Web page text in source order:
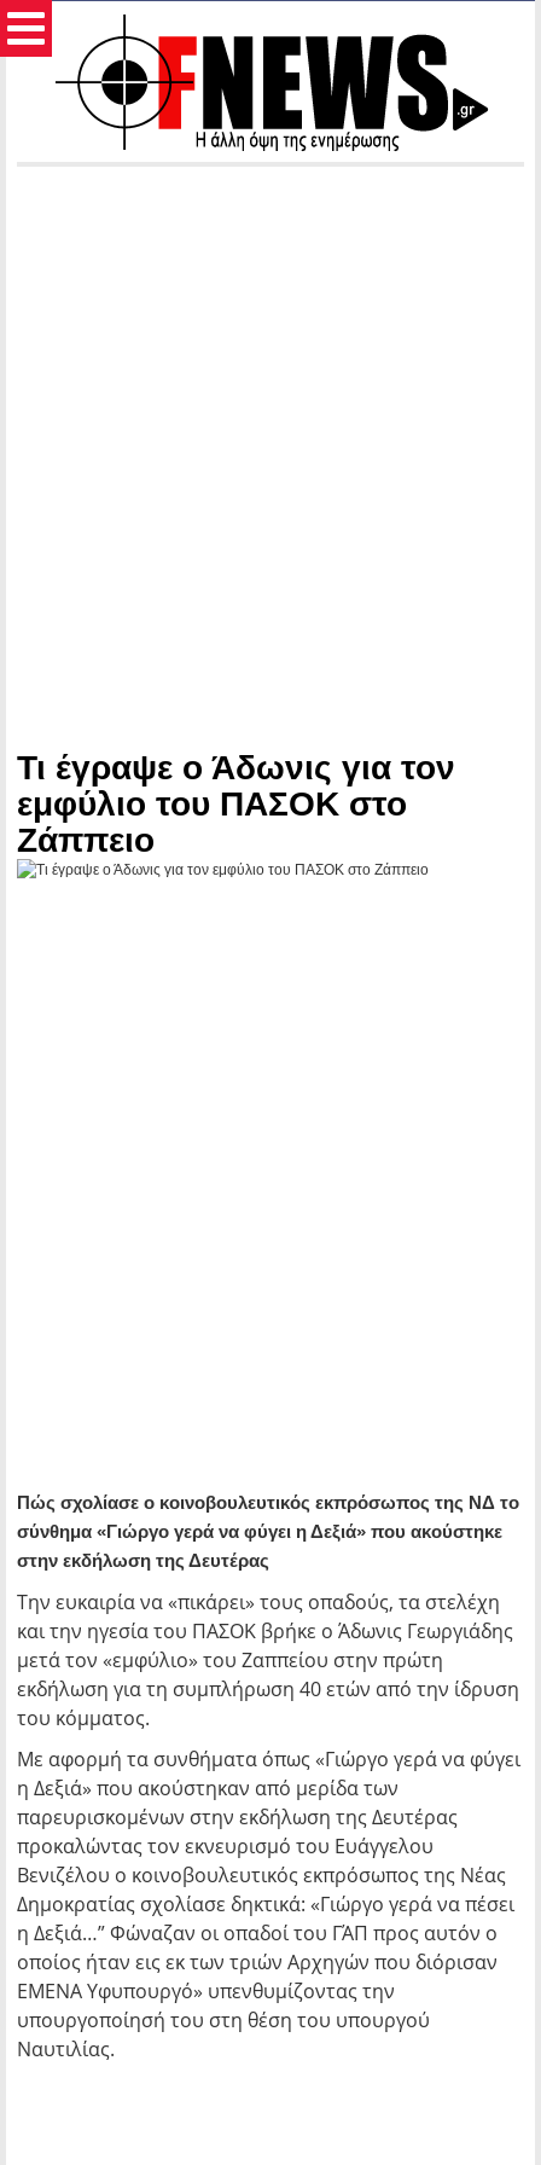
Τι έγραψε ο Άδωνις για τον
εμφύλιο του ΠΑΣΟΚ στο
Ζάππειο
Πώς σχολίασε ο κοινοβουλευτικός εκπρόσωπος της ΝΔ το
σύνθημα «Γιώργο γερά να φύγει η Δεξιά» που ακούστηκε
στην εκδήλωση της Δευτέρας
Την ευκαιρία να «πικάρει» τους οπαδούς, τα στελέχη
και την ηγεσία του ΠΑΣΟΚ βρήκε ο Άδωνις Γεωργιάδης
μετά τον «εμφύλιο» του Ζαππείου στην πρώτη
εκδήλωση για τη συμπλήρωση 40 ετών από την ίδρυση
του κόμματος.
Με αφορμή τα συνθήματα όπως «Γιώργο γερά να φύγει
η Δεξιά» που ακούστηκαν από μερίδα των
παρευρισκομένων στην εκδήλωση της Δευτέρας
προκαλώντας τον εκνευρισμό του Ευάγγελου
Βενιζέλου ο κοινοβουλευτικός εκπρόσωπος της Νέας
Δημοκρατίας σχολίασε δηκτικά: «Γιώργο γερά να πέσει
η Δεξιά…” Φώναζαν οι οπαδοί του ΓΆΠ προς αυτόν ο
οποίος ήταν εις εκ των τριών Αρχηγών που διόρισαν
ΕΜΕΝΑ Υφυπουργό» υπενθυμίζοντας την
υπουργοποίησή του στη θέση του υπουργού
Ναυτιλίας.